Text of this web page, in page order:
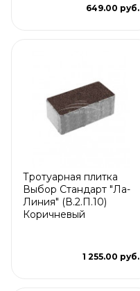
649.00 руб.
Тротуарная плитка
Выбор Стандарт "Ла-
Линия" (В.2.П.10)
Коричневый
1 255.00 руб.